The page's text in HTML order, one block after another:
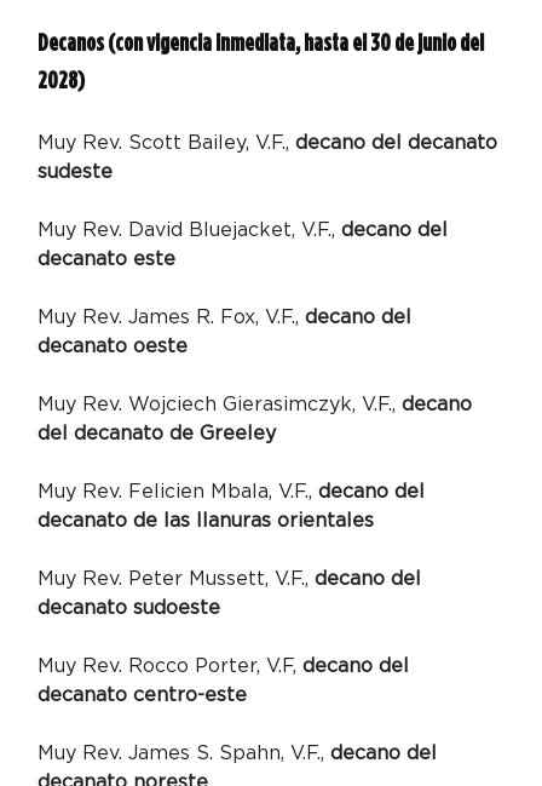
Decanos (con vigencia inmediata, hasta el 30 de junio del
2028)
Muy Rev. Scott Bailey, V.F., decano del decanato
sudeste
Muy Rev. David Bluejacket, V.F., decano del
decanato este
Muy Rev. James R. Fox, V.F., decano del
decanato oeste
Muy Rev. Wojciech Gierasimczyk, V.F., decano
del decanato de Greeley
Muy Rev. Felicien Mbala, V.F., decano del
decanato de las llanuras orientales
Muy Rev. Peter Mussett, V.F., decano del
decanato sudoeste
Muy Rev. Rocco Porter, V.F, decano del
decanato centro-este
Muy Rev. James S. Spahn, V.F., decano del